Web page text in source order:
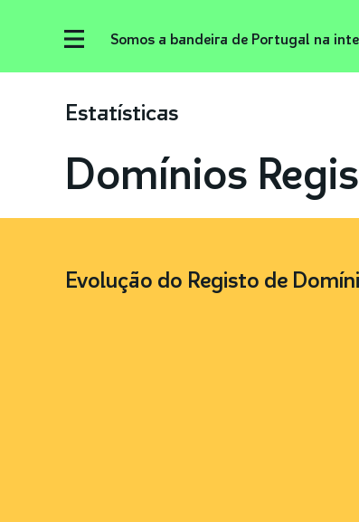
Somos a bandeira de Portugal na
Estatísticas
Domínios
Evolução do Registo de